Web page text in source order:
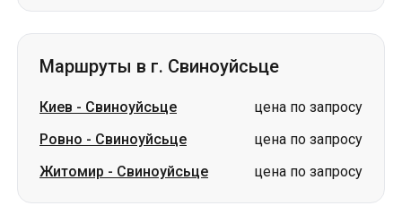
Маршруты в г. Свиноуйсьце
Киев - Свиноуйсьце
цена по запросу
Ровно - Свиноуйсьце
цена по запросу
Житомир - Свиноуйсьце цена по запросу